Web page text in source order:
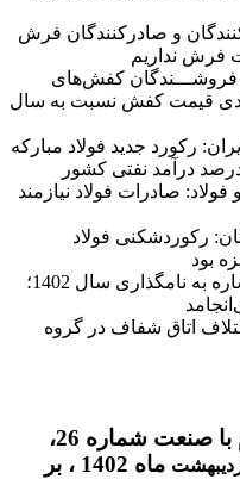
و صادرکنندگان فرش
فرش نداریم
و فروشـــندگان کفش‌های
افزایش 40درصدی قیمت کفش نسبت به سال
رکورد جدید فولاد مبارکه
صادرات فولاد نیازمند
رکوردشکنی فولاد
بود
مدیرعامل فولاد خوزستان با اشاره به نامگذاری سال 1402؛
اتاق شفاف در گروه
برای خرید آنلاین ماهنامه همگام با صنعت شماره 26،
ماه 1402 ، بر